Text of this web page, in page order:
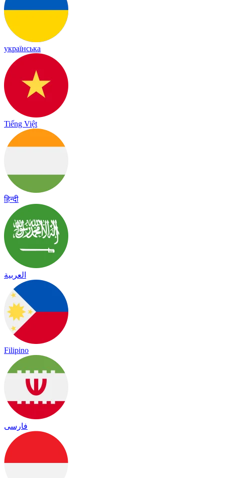
українська
Tiếng Việt
हिन्दी
العربية
Filipino
فارسی